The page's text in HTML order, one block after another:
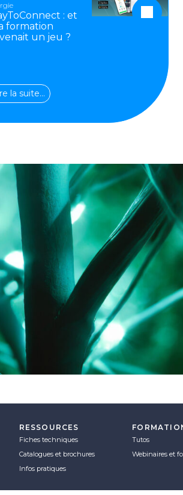
: et
formation
un jeu ?
la suite…
RESSOURCES
Fiches techniques
Catalogues et brochures
Infos pratiques
Tutos
Webinaires et